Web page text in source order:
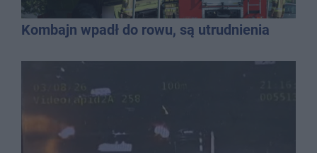
Kombajn wpadł do rowu, są utrudnienia